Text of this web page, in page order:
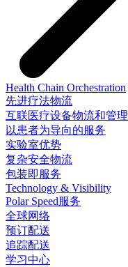
Health Chain Orchestration
先进疗法物流
互联医疗设备物流和管理
以患者为导向的服务
实验室优势
复杂安全物流
包装即服务
Technology & Visibility
Polar Speed服务
全球网络
预订配送
追踪配送
学习中心